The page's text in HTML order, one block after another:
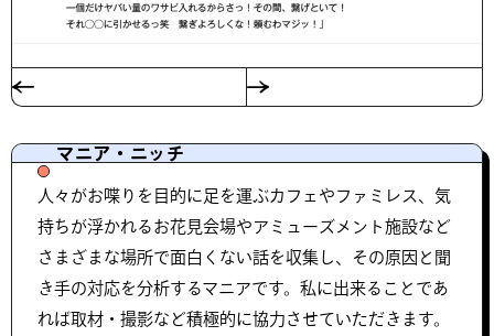
マニア・ニッチ
人々がお喋りを目的に足を運ぶカフェやファミレス、気
持ちが浮かれるお花見会場やアミューズメント施設など
さまざまな場所で面白くない話を収集し、その原因と聞
き手の対応を分析するマニアです。私に出来ることであ
れば取材・撮影など積極的に協力させていただきます。